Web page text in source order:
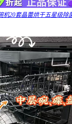
机20套晶蕾烘干五星级除